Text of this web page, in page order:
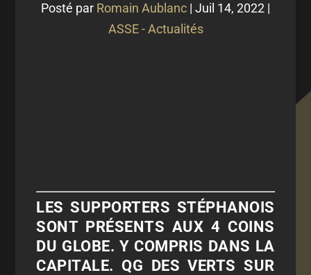
Posté par Romain Aublanc | Juil 14, 2022 |
ASSE - Actualités
LES SUPPORTERS STÉPHANOIS
SONT PRÉSENTS AUX 4 COINS
DU GLOBE. Y COMPRIS DANS LA
CAPITALE. QG DES VERTS SUR